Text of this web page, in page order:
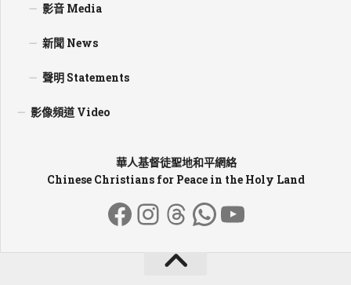
影音 Media
新聞 News
聲明 Statements
影像頻道 Video
華人基督徒聖地和平網絡
Chinese Christians for Peace in the Holy Land
Facebook
Instagram
Threads
WhatsApp
YouTube